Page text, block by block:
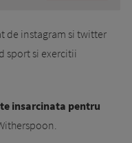
de instagram si twitter
sport si exercitii
insarcinata pentru